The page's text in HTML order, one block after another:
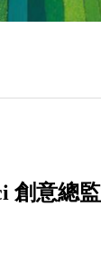
創意總